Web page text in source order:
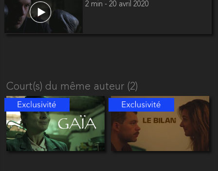
2 min - 20 avril 2020
Court(s) du même auteur (2)